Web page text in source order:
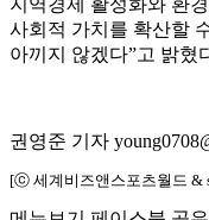
지역경제 활성화와 환
사회적 가치를 확산할
아끼지 않겠다”고 밝혔
권영준 기자
[ⓒ 세계비즈앤스포츠월드 &